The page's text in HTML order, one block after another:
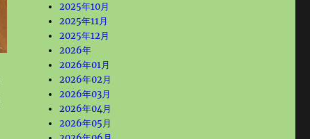
2025年10月
2025年11月
2025年12月
2026年
2026年01月
2026年02月
2026年03月
2026年04月
2026年05月